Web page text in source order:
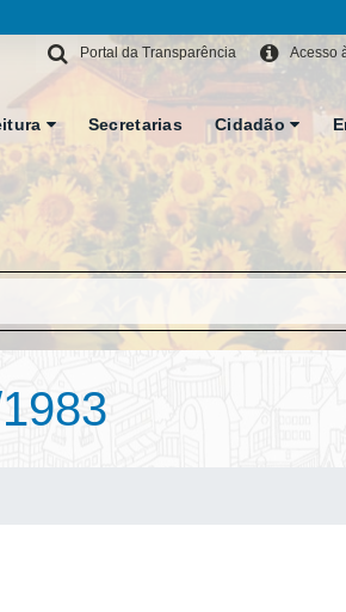
Acesso
Portal da Transparência
Secretarias Cidadão